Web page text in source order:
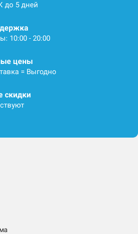
до 5 дней
10:00 - 20:00
цены
= Выгодно
скидки